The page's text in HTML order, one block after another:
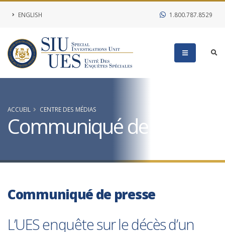
ENGLISH 1.800.787.8529
ACCUEIL CENTRE DES MÉDIAS
Communiqué de presse
Communiqué de presse
L’UES enquête sur le décès d’un